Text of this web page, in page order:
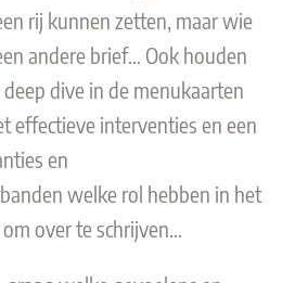
rij kunnen zetten, maar wie
andere brief… Ook houden
dive in de menukaarten
effectieve interventies en een
en
welke rol hebben in het
over te schrijven…